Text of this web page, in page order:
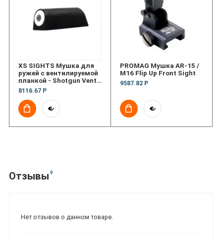
XS SIGHTS Мушка для
ружей с вентилируемой
планкой - Shotgun Vent
Rib Front Sights
8116.67 Р
PROMAG Мушка AR-15 /
M16 Flip Up Front Sight
9587.82 Р
Отзывы 0
Нет отзывов о данном товаре.